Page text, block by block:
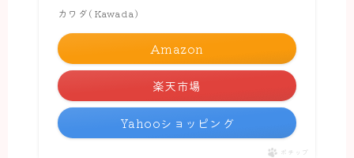
カワダ(Kawada)
Amazon
楽天市場
Yahooショッピング
ポチップ